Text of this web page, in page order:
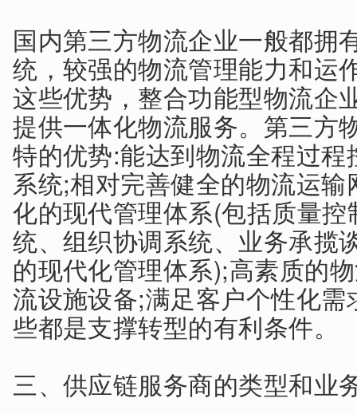
国内第三方物流企业一般都拥
统，较强的物流管理能力和运
这些优势，整合功能型物流企
提供一体化物流服务。第三方
特的优势:能达到物流全程过
系统;相对完善健全的物流运
化的现代管理体系(包括质量
统、组织协调系统、业务承揽
的现代化管理体系);高素质的
流设施设备;满足客户个性化
些都是支撑转型的有利条件。
三、供应链服务商的类型和业